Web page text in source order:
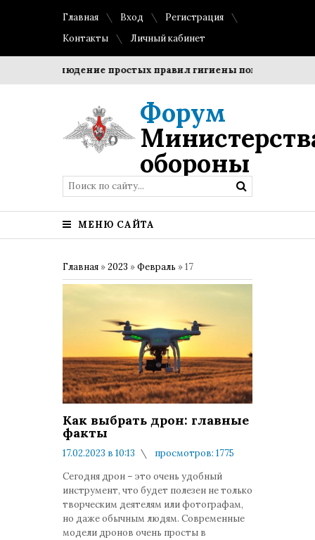
Главная Вход
Регистрация
Контакты
Личный кабинет
Соблюдение простых правил гигиены помогает
Форум
обороны
МЕНЮ САЙТА
Главная »2023 »Февраль »17
Как выбрать дрон: главные
факты
17.02.2023 в 10:13
просмотров: 1775
Сегодня дрон – это очень удобный
инструмент, что будет полезен не только
творческим деятелям или фотографам,
но даже обычным людям. Современные
модели дронов очень просты в